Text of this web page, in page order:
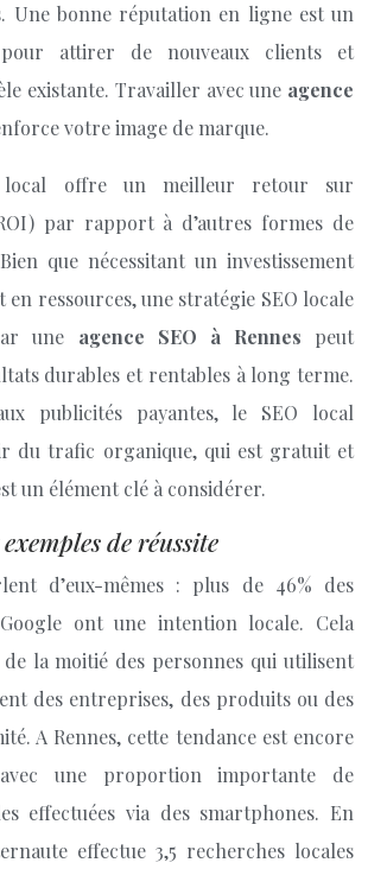
Une bonne réputation en ligne est un
attirer de nouveaux clients et
existante. Travailler avec une agence
votre image de marque.
offre un meilleur retour sur
par rapport à d’autres formes de
que nécessitant un investissement
ressources, une stratégie SEO locale
une agence SEO à Rennes peut
durables et rentables à long terme.
publicités payantes, le SEO local
du trafic organique, qui est gratuit et
un élément clé à considérer.
de réussite
d’eux-mêmes : plus de 46% des
ont une intention locale. Cela
la moitié des personnes qui utilisent
des entreprises, des produits ou des
A Rennes, cette tendance est encore
une proportion importante de
effectuées via des smartphones. En
effectue 3,5 recherches locales